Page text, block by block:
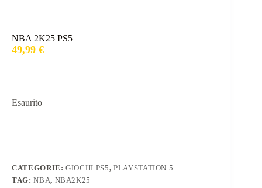
NBA 2K25 PS5
49,99 €
Esaurito
CATEGORIE:GIOCHI PS5, PLAYSTATION 5
TAG:NBA, NBA2K25